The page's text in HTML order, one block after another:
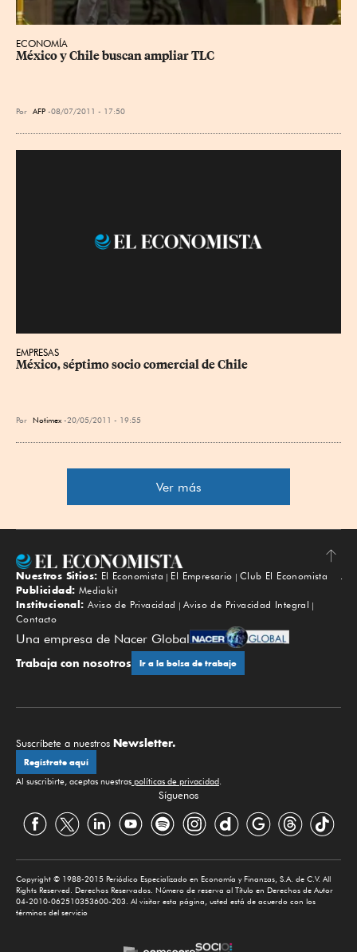
ECONOMÍA
México y Chile buscan ampliar TLC
Por AFP 08/07/2011 - 17:50
EMPRESAS
México, séptimo socio comercial de Chile
Por Notimex 20/05/2011 - 19:55
Ver más
Subir
Nuestros Sitios: El Economista El Empresario
Club El Economista
Publicidad: Mediakit
Institucional: Aviso de Privacidad
Aviso de Privacidad Integral
Contacto
Una empresa de Nacer Global
Trabaja con nosotros Ir a la bolsa de trabajo
Suscríbete a nuestros Newsletter.
Regístrate aquí
Al suscribirte, aceptas nuestras políticas de privacidad.
Síguenos
Copyright © 1988-2015 Periódico Especializado en Economía y Finanzas, S.A. de C.V. All
Rights Reserved. Derechos Reservados. Número de reserva al Título en Derechos de Autor
04-2010-062510353600-203. Al visitar esta página, usted está de acuerdo con los
términos del servicio